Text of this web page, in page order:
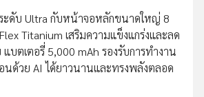
ะดับ Ultra กับหน้าจอหลักขนาดใหญ่ 8
Titanium เสริมความแข็งแกร่งและลด
บตเตอรี่ 5,000 mAh รองรับการทำงาน
ด้วย AI ได้ยาวนานและทรงพลังตลอด